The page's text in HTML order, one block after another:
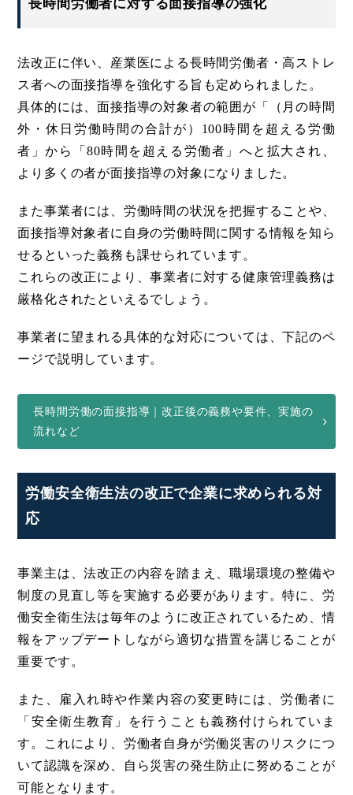
長時間労働者に対する面接指導の強化
法改正に伴い、産業医による長時間労働者・高ストレ
ス者への面接指導を強化する旨も定められました。
具体的には、面接指導の対象者の範囲が「（月の時間
外・休日労働時間の合計が）100時間を超える労働
者」から「80時間を超える労働者」へと拡大され、
より多くの者が面接指導の対象になりました。
また事業者には、労働時間の状況を把握することや、
面接指導対象者に自身の労働時間に関する情報を知ら
せるといった義務も課せられています。
これらの改正により、事業者に対する健康管理義務は
厳格化されたといえるでしょう。
事業者に望まれる具体的な対応については、下記のペ
ージで説明しています。
長時間労働の面接指導｜改正後の義務や要件、実施の
流れなど
労働安全衛生法の改正で企業に求められる対
応
事業主は、法改正の内容を踏まえ、職場環境の整備や
制度の見直し等を実施する必要があります。特に、労
働安全衛生法は毎年のように改正されているため、情
報をアップデートしながら適切な措置を講じることが
重要です。
また、雇入れ時や作業内容の変更時には、労働者に
「安全衛生教育」を行うことも義務付けられていま
す。これにより、労働者自身が労働災害のリスクにつ
いて認識を深め、自ら災害の発生防止に努めることが
可能となります。